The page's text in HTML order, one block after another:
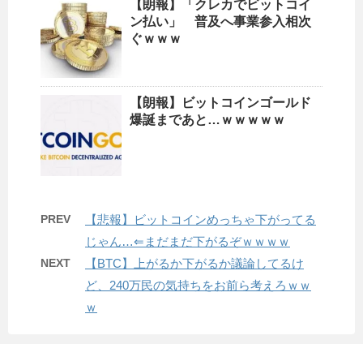
【朗報】「クレカでビットコイ
ン払い」 普及へ事業参入相次
ぐｗｗｗ
【朗報】ビットコインゴールド
爆誕まであと…ｗｗｗｗｗ
PREV
【悲報】ビットコインめっちゃ下がってる
じゃん…⇐まだまだ下がるぞｗｗｗｗ
NEXT
【BTC】上がるか下がるか議論してるけ
ど、240万民の気持ちをお前ら考えろｗｗ
ｗ